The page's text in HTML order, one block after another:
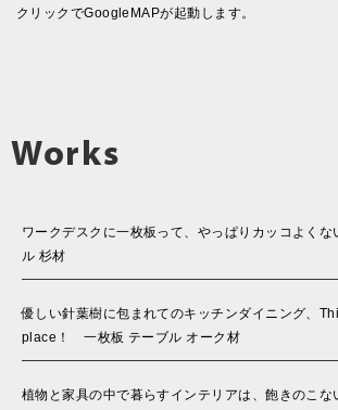
クリックでGoogleMAPが起動します。
Works
ワークデスクに一枚板って、やっぱりカッコよく
ル 杉材
優しい針葉樹に包まれてのキッチンダイニング、
place！ 一枚板 テーブル オーク材
植物と家具の中で暮らすインテリアは、飽きのこな